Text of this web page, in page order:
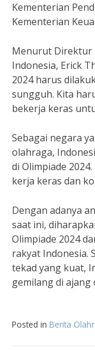
Kementerian
Kementerian
Menurut Direktur
Indonesia, Erick
2024 harus
sungguh. Kita
bekerja keras
Sebagai negara
olahraga,
di Olimpiade
kerja keras dan
Dengan adanya
saat ini,
Olimpiade 2024
rakyat Indonesia.
tekad yang kuat,
gemilang di
Posted in Berita